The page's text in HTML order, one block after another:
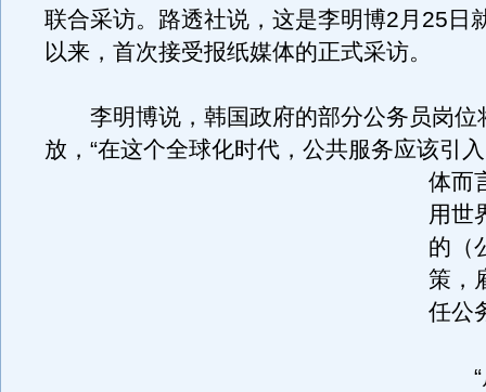
联合采访。路透社说，这是李明博2月25日
以来，首次接受报纸媒体的正式采访。
李明博说，韩国政府的部分公务员岗位
放，“在这个全球化时代，公共服务应该引
体而
用世
的（
策，
任公
“